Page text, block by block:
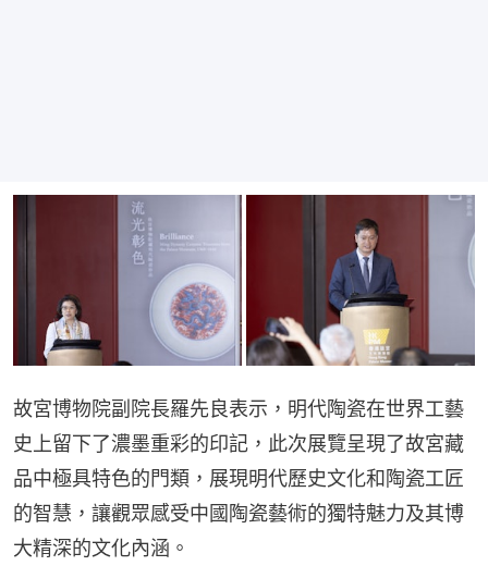
故宮博物院副院長羅先良表示，明代陶瓷在世界工藝
史上留下了濃墨重彩的印記，此次展覽呈現了故宮藏
品中極具特色的門類，展現明代歷史文化和陶瓷工匠
的智慧，讓觀眾感受中國陶瓷藝術的獨特魅力及其博
大精深的文化內涵。